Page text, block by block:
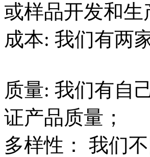
或样品开
成本: 我们有两
质量: 我们有自
证产品
多样性： 我们